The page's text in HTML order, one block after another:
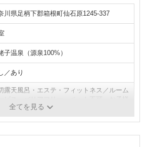
川県足柄下郡箱根町仙石原1245-337
子温泉（源泉100%）
／あり
露天風呂・エステ・フィットネス／ルーム
全てを見る